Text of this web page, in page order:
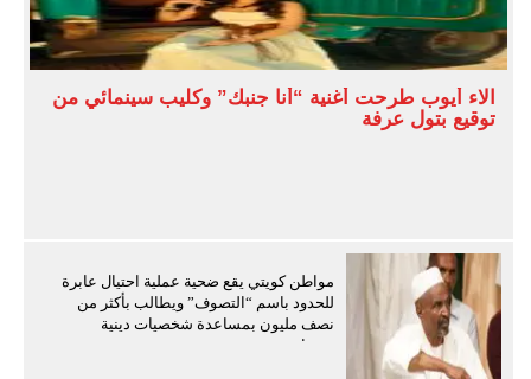
آلاء أيوب طرحت أغنية “أنا جنبك” وكليب سينمائي من
توقيع بتول عرفة
مواطن كويتي يقع ضحية عملية احتيال عابرة
للحدود باسم “التصوف” ويطالب بأكثر من
نصف مليون بمساعدة شخصيات دينية
سودانية